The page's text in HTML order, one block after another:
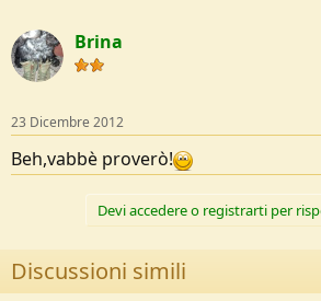
Brina
23 Dicembre 2012
Beh,vabbè proverò!
Devi accedere o registrarti per
Discussioni simili